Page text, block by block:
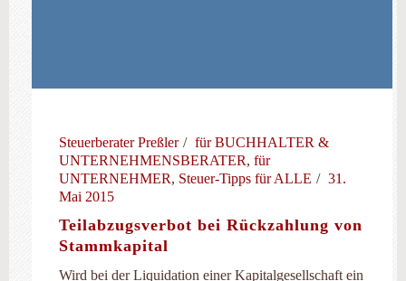
Steuerberater Preßler
für BUCHHALTER &
UNTERNEHMENSBERATER, für
UNTERNEHMER, Steuer-Tipps für ALLE
31.
Mai 2015
Teilabzugsverbot bei Rückzahlung von
Stammkapital
Wird bei der Liquidation einer Kapitalgesellschaft ein